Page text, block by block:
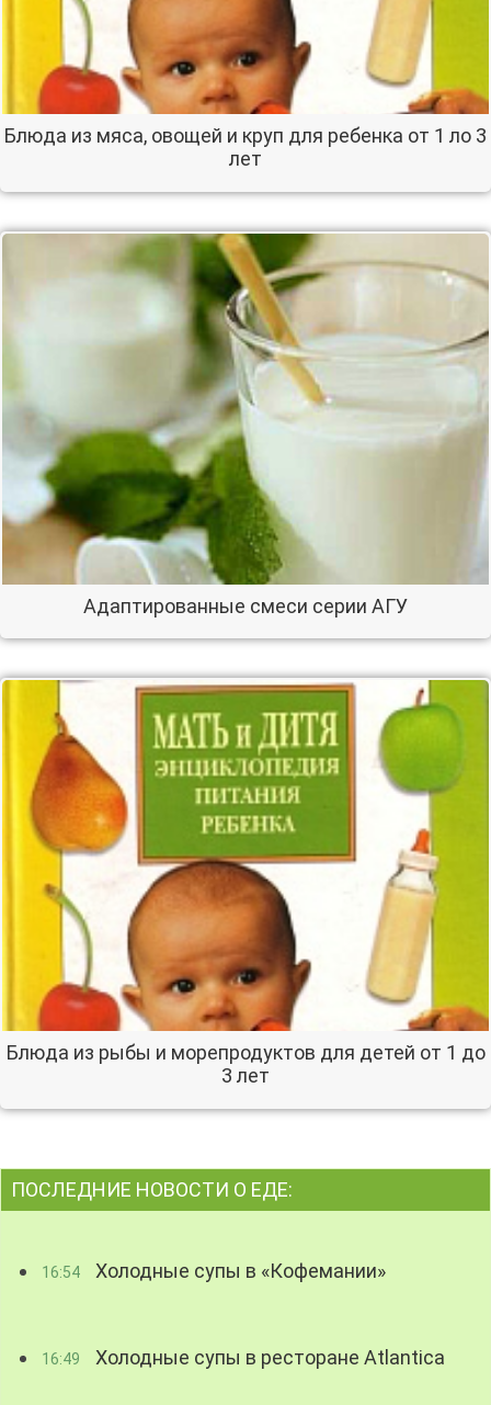
Блюда из мяса, овощей и круп для ребенка от 1 ло 3
лет
Адаптированные смеси серии АГУ
Блюда из рыбы и морепродуктов для детей от 1 до
3 лет
ПОСЛЕДНИЕ НОВОСТИ О ЕДЕ:
16:54 Холодные супы в «Кофемании»
16:49 Холодные супы в ресторане Atlantica